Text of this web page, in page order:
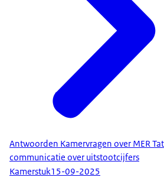
Antwoorden Kamervragen over MER
communicatie over uitstootcijfers
Kamerstuk15-09-2025